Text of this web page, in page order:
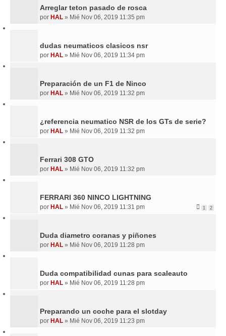
Arreglar teton pasado de rosca
por HAL » Mié Nov 06, 2019 11:35 pm
dudas neumaticos clasicos nsr
por HAL » Mié Nov 06, 2019 11:34 pm
Preparación de un F1 de Ninco
por HAL » Mié Nov 06, 2019 11:32 pm
¿referencia neumatico NSR de los GTs de serie?
por HAL » Mié Nov 06, 2019 11:32 pm
Ferrari 308 GTO
por HAL » Mié Nov 06, 2019 11:32 pm
FERRARI 360 NINCO LIGHTNING
por HAL » Mié Nov 06, 2019 11:31 pm 1 2
Duda diametro coranas y piñones
por HAL » Mié Nov 06, 2019 11:28 pm
Duda compatibilidad cunas para scaleauto
por HAL » Mié Nov 06, 2019 11:28 pm
Preparando un coche para el slotday
por HAL » Mié Nov 06, 2019 11:23 pm